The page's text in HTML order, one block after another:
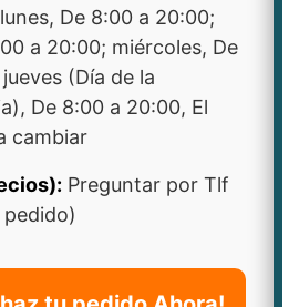
De 8:00 a 20:00;
a 20:00; miércoles, De
(Día de la
De 8:00 a 20:00, El
cambiar
Preguntar por Tlf
pedido)